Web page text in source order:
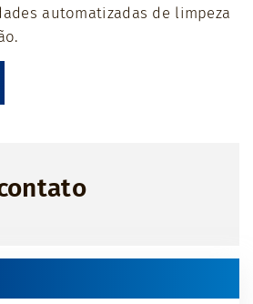
automatizadas de limpeza